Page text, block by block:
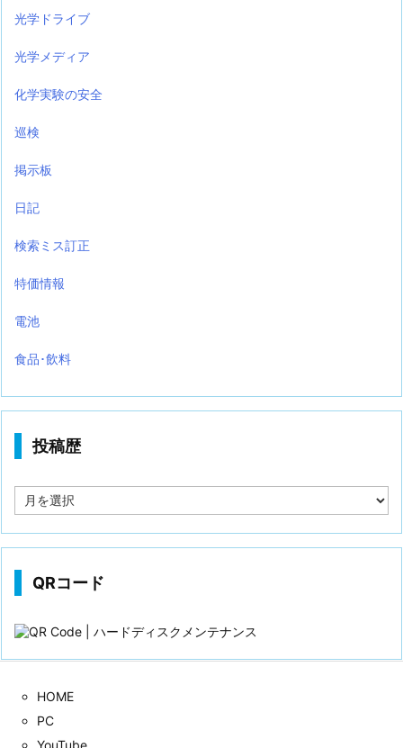
光学ドライブ
光学メディア
化学実験の安全
巡検
掲示板
日記
検索ミス訂正
特価情報
電池
食品･飲料
投稿歴
稿
QRコード
HOME
PC